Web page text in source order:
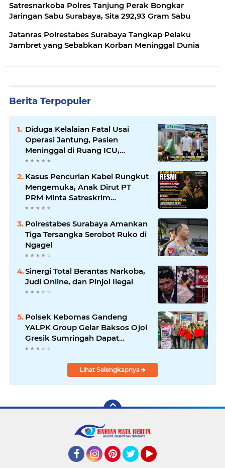
Satresnarkoba Polres Tanjung Perak Bongkar
Jaringan Sabu Surabaya, Sita 292,93 Gram Sabu
Jatanras Polrestabes Surabaya Tangkap Pelaku
Jambret yang Sebabkan Korban Meninggal Dunia
Berita Terpopuler
Diduga Kelalaian Fatal Usai
Operasi Jantung, Pasien
Meninggal di Ruang ICU,
Keluarga Tuntut RSUD dr.
Soewandhie Bertanggung
Jawab
Kasus Pencurian Kabel Rungkut
Mengemuka, Anak Dirut PT
PRM Minta Satreskrim
Polrestabes Surabaya Usut
Hingga Tuntas
Polrestabes Surabaya Amankan
Tiga Tersangka Serobot Ruko di
Ngagel
Sinergi Total Berantas Narkoba,
Judi Online, dan Pinjol Ilegal
Polsek Kebomas Gandeng
YALPK Group Gelar Baksos Ojol
Gresik Sumringah Dapat
Sembako dan BBM Gratis
Lihat Selengkapnya